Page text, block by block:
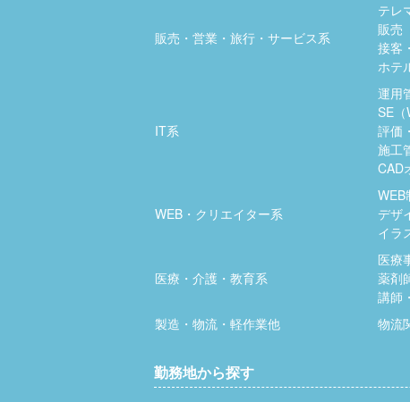
販売・営業・旅行・サービス系
テレ
販売
接客
ホテ
IT系
運用
SE（
評価
施工
CAD
WEB・クリエイター系
WEB
デザ
イラ
医療・介護・教育系
医療
薬剤
講師
製造・物流・軽作業他
物流
勤務地から探す